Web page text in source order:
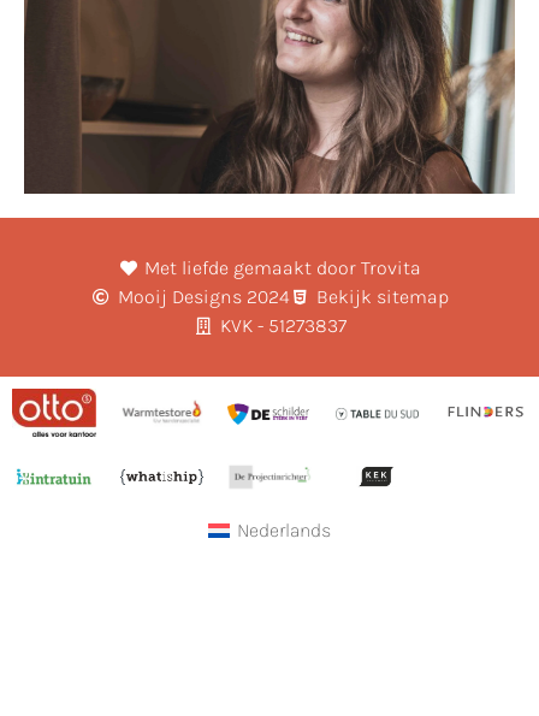
Met liefde gemaakt door Trovita
Mooij Designs 2024
Bekijk sitemap
KVK - 51273837
Nederlands